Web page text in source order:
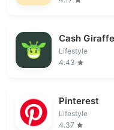
Cash
Lifestyle
4.43
Pinterest
Lifestyle
4.37